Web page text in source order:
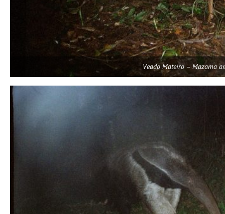
Veado Mateiro – Mazama